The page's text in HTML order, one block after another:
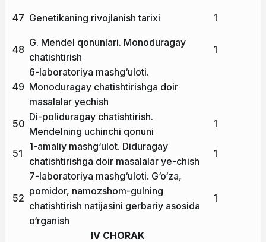
47 Genetikaning rivojlanish tarixi 1
48
G. Mendel qonunlari. Monoduragay
chatishtirish
1
49
6-laboratoriya mashg‘uloti.
Monoduragay chatishtirishga doir
masalalar yechish
50
Di-poliduragay chatishtirish.
Mendelning uchinchi qonuni
1
51
1-amaliy mashg‘ulot. Diduragay
chatishtirishga doir masalalar ye-chish
1
52
7-laboratoriya mashg‘uloti. G‘o‘za,
pomidor, namozshom-gulning
chatishtirish natijasini gerbariy asosida
o‘rganish
1
IV CHORAK